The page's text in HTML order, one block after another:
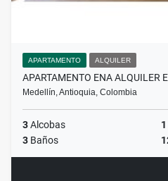
APARTAMENTO ALQUILER
APARTAMENTO ENA ALQUILER
Medellín, Antioquia, Colombia
3Alcobas 1
3 Baños